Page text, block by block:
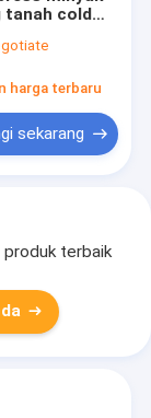
tanah cold
minyak
pabrik
harga terbaru
sekarang
produk terbaik